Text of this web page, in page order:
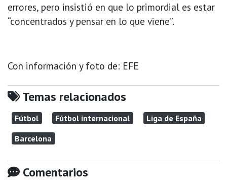
errores, pero insistió en que lo primordial es estar
“concentrados y pensar en lo que viene”.
Con información y foto de: EFE
Temas relacionados
Fútbol Fútbol internacional
Liga de España
Barcelona
Comentarios